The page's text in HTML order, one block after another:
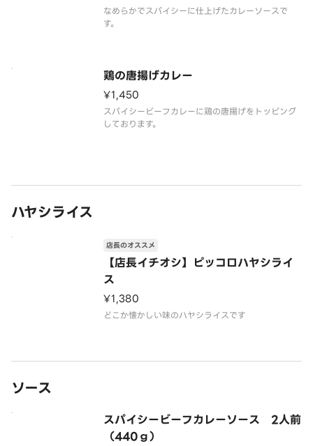
なめらかでスパイシーに仕上げたカレーソースで
す。
鶏の唐揚げカレー
¥1,450
スパイシービーフカレーに鶏の唐揚げをトッピング
しております。
ハヤシライス
【店長イチオシ】ピッコロハヤシライ
ス
店長のオススメ
¥1,380
どこか懐かしい味のハヤシライスです
ソース
スパイシービーフカレーソース 2人前
（440ｇ）